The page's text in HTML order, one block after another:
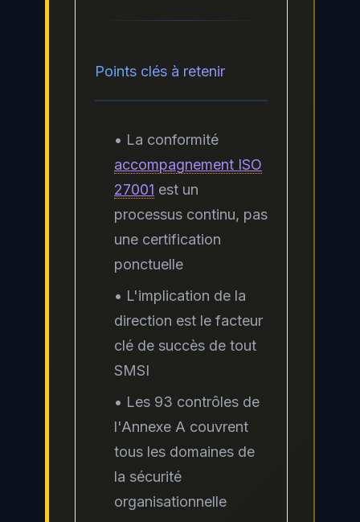
Points clés à retenir
• La conformité
accompagnement ISO
27001 est un
processus continu, pas
une certification
ponctuelle
• L'implication de la
direction est le facteur
clé de succès de tout
SMSI
• Les 93 contrôles de
l'Annexe A couvrent
tous les domaines de
la sécurité
organisationnelle